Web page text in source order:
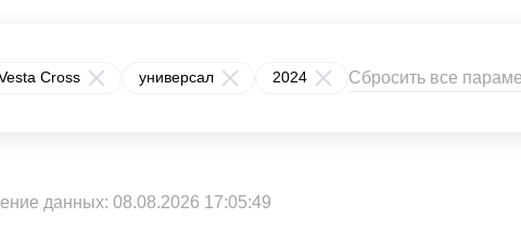
Cross универсал 2024 Сбросить все
данных: 08.08.2026 17:05:49